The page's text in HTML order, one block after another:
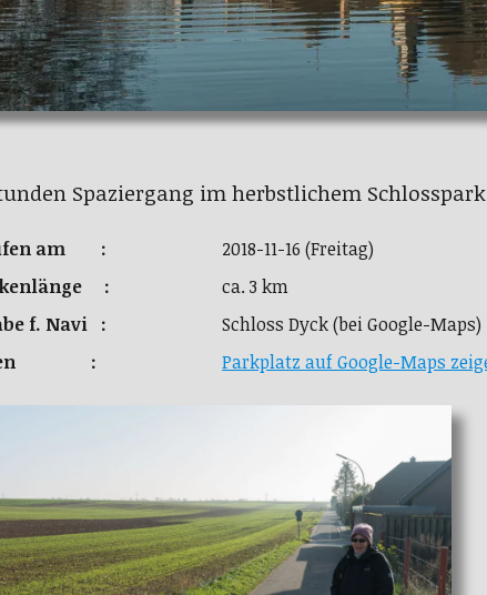
Spaziergang im herbstlichem
am : 2018-11-16 (Freitag)
:
ca. 3 km
f. Navi :
Schloss Dyck (bei Google-Maps)
:
Parkplatz auf Google-Maps